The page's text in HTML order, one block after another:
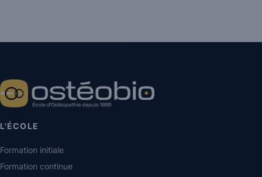
L'ÉCOLE
Formation initiale
Formation continue